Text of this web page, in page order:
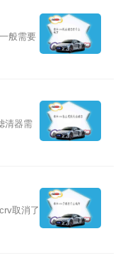
般需要
清器需
取消了